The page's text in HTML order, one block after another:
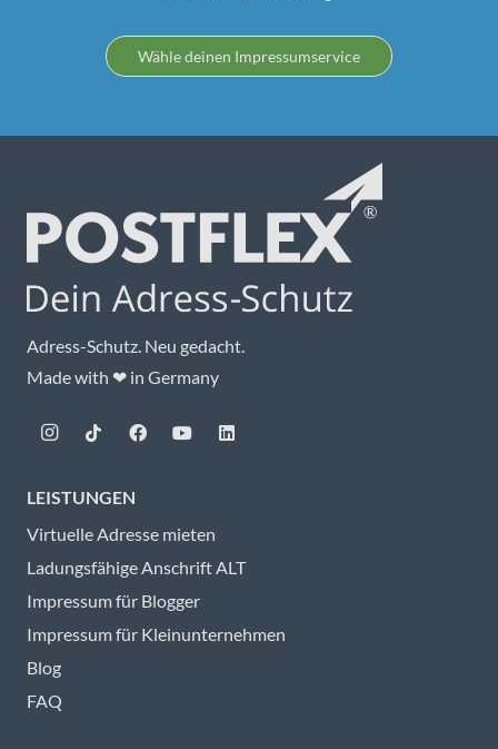
Wähle deinen Impressumservice
Adress-Schutz. Neu gedacht.
Made with ❤ in Germany
LEISTUNGEN
Virtuelle Adresse mieten
Ladungsfähige Anschrift ALT
Impressum für Blogger
Impressum für Kleinunternehmen
Blog
FAQ